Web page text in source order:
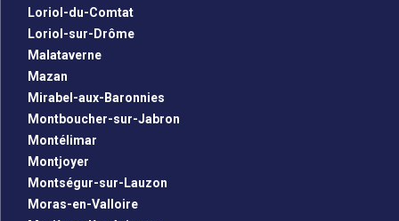
Loriol-du-Comtat
Loriol-sur-Drôme
Malataverne
Mazan
Mirabel-aux-Baronnies
Montboucher-sur-Jabron
Montélimar
Montjoyer
Montségur-sur-Lauzon
Moras-en-Valloire